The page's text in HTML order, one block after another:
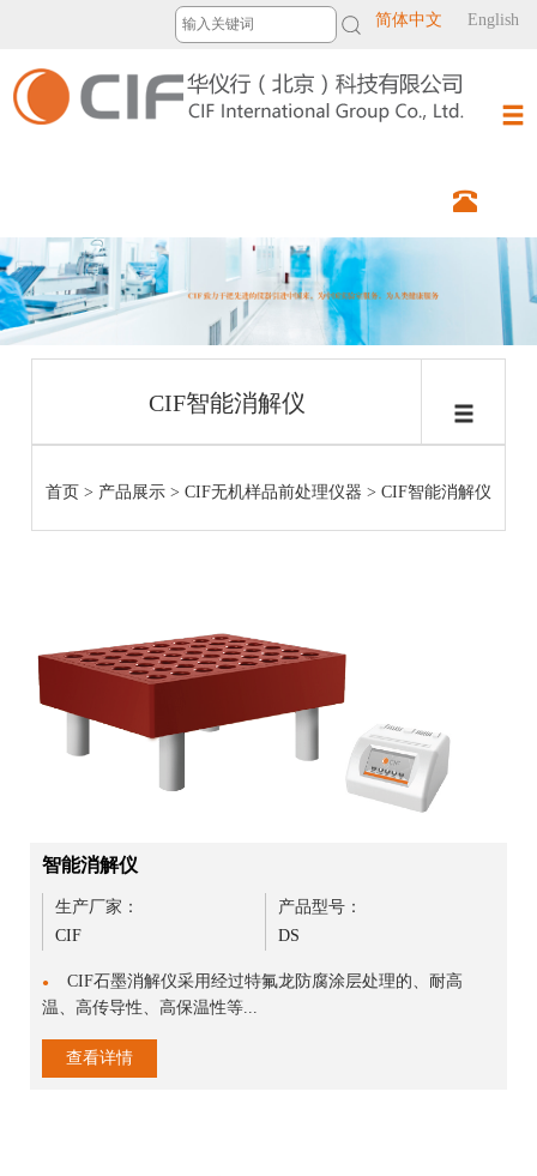
简体中文 English
CIF智能消解仪
首页 > 产品展示 > CIF无机样品前处理仪器 > CIF智能消解仪
智能消解仪
生产厂家：
CIF
产品型号：
DS
●
CIF石墨消解仪采用经过特氟龙防腐涂层处理的、耐高
温、高传导性、高保温性等...
查看详情